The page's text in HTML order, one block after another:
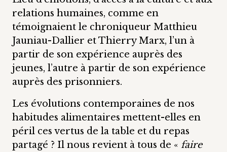
relations humaines, comme en
témoignaient le chroniqueur Matthieu
Jauniau-Dallier et Thierry Marx, l’un à
partir de son expérience auprès des
jeunes, l’autre à partir de son expérience
auprès des prisonniers.
Les évolutions contemporaines de nos
habitudes alimentaires mettent-elles en
péril ces vertus de la table et du repas
partagé ? Il nous revient à tous de « faire